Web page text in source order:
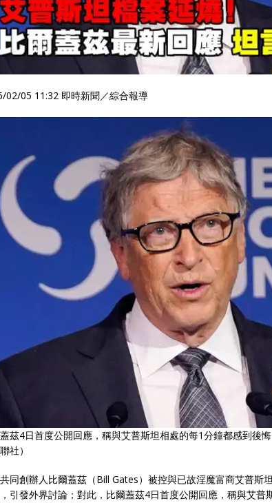
02/05 11:32 即時新聞／綜合報導
茲4日首度公開回應，稱與艾普斯坦相處的每1分鐘都感到後
社）
同創辦人比爾蓋茲（Bill Gates）被控與已故淫魔富商艾普斯
引發外界討論；對此，比爾蓋茲4日首度公開回應，稱與艾普